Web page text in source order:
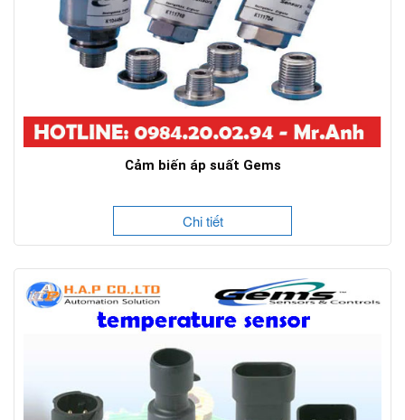
Cảm biến áp suất Gems
Chi tiết